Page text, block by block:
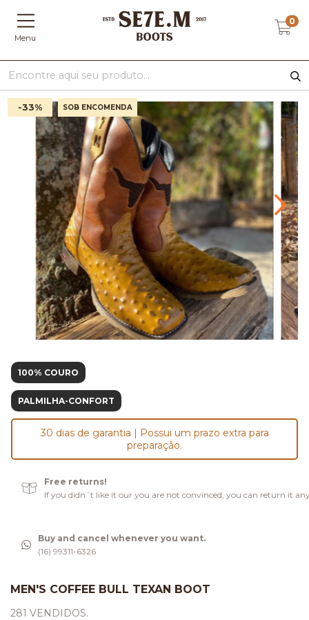
Menu
0
-33% SOB ENCOMENDA
100% COURO
PALMILHA-CONFORT
30 dias de garantia | Possui um prazo extra para
preparação.
Free returns!
If you didn´t like it our you are not convinced, you can return it
Buy and cancel whenever you want.
(16) 99311-6326
MEN'S COFFEE BULL TEXAN BOOT
281 VENDIDOS.